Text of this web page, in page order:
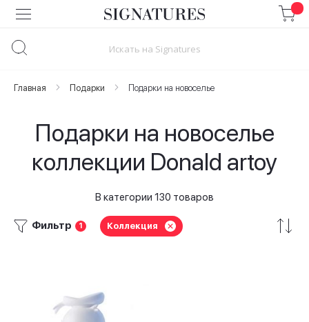
Skip
to
Главная Подарки Подарки на новоселье
Подарки на новоселье
коллекции Donald artoy
В категории 130 товаров
Фильтр 1 Коллекция